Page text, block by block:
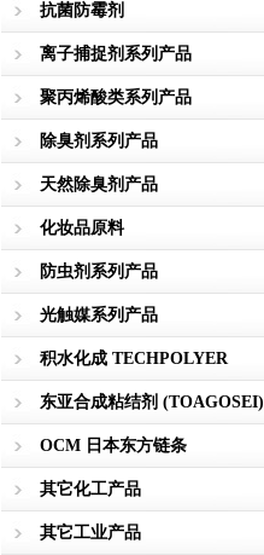
抗菌防霉剂
离子捕捉剂系列产品
聚丙烯酸类系列产品
除臭剂系列产品
天然除臭剂产品
化妆品原料
防虫剂系列产品
光触媒系列产品
积水化成 TECHPOLYER
东亚合成粘结剂 (TOAGOSEI)
OCM 日本东方链条
其它化工产品
其它工业产品